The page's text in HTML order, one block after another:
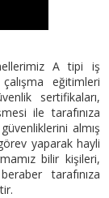
A tipi iş
eğitimleri
sertifikaları,
ile tarafınıza
almış
yaparak hayli
bilir kişileri,
tarafınıza